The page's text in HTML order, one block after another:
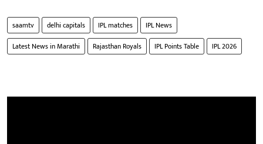
saamtv delhi capitals IPL matches
IPL News
Latest News in Marathi
Rajasthan Royals IPL Points Table IPL 2026